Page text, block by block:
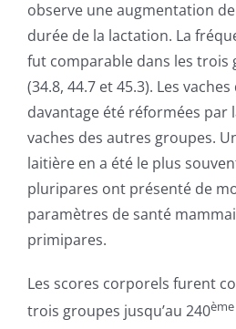
observe une augmentation
durée de la lactation. La
fut comparable dans les trois
(34.8, 44.7 et 45.3). Les
davantage été réformées par
vaches des autres groupes.
laitière en a été le plus
pluripares ont présenté de
paramètres de santé
primipares.
Les scores corporels furent
trois groupes jusqu’au 240ème